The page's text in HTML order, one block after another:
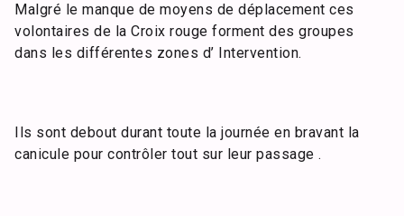
Malgré le manque de moyens de déplacement ces
volontaires de la Croix rouge forment des groupes
dans les différentes zones d’ Intervention.
Ils sont debout durant toute la journée en bravant la
canicule pour contrôler tout sur leur passage .